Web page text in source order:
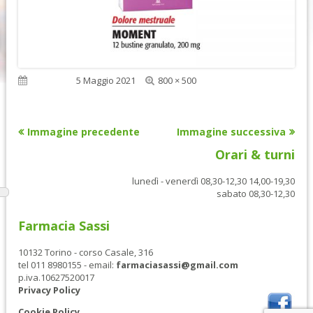
Pubblicato5 Maggio 2021
Dimensione
800 × 500
Immagine precedente Immagine successiva
Orari & turni
lunedì - venerdì 08,30-12,30 14,00-19,30
sabato 08,30-12,30
Farmacia Sassi
10132 Torino - corso Casale, 316
tel 011 8980155 - email: farmaciasassi@gmail.com
p.iva.10627520017
Privacy Policy